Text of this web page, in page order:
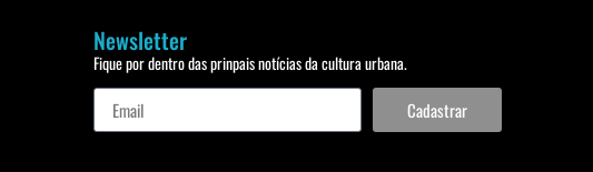
Newsletter
Fique por dentro das prinpais notícias da cultura urbana.
Cadastrar